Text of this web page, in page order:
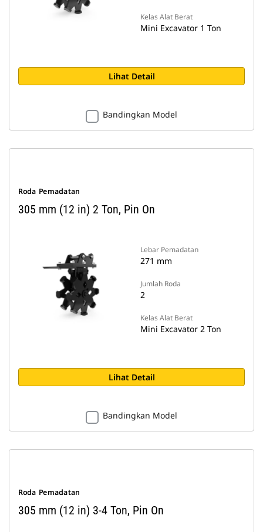
Kelas Alat Berat
Mini Excavator 1 Ton
Lihat Detail
Bandingkan Model
Roda Pemadatan
305 mm (12 in) 2 Ton, Pin On
Lebar Pemadatan
271 mm
Jumlah Roda
2
Kelas Alat Berat
Mini Excavator 2 Ton
Lihat Detail
Bandingkan Model
Roda Pemadatan
305 mm (12 in) 3-4 Ton, Pin On